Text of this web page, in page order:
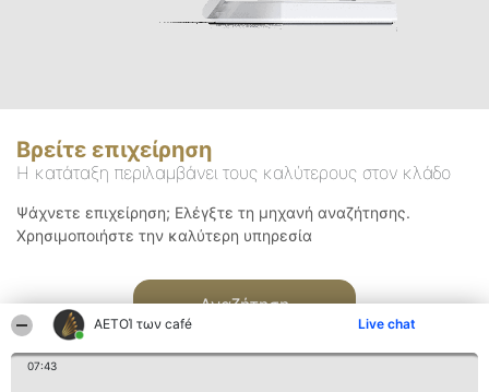
ΑΕΤΟΊ των café Live chat
07:43
Βρείτε επιχείρηση
Η κατάταξη περιλαμβάνει τους καλύτερους στον κλάδο
Ψάχνετε επιχείρηση; Ελέγξτε τη μηχανή αναζήτησης.
Χρησιμοποιήστε την καλύτερη υπηρεσία
Αναζήτηση